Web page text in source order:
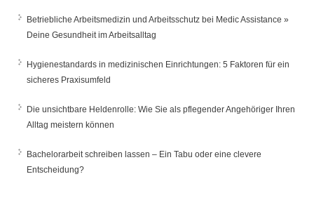
Betriebliche Arbeitsmedizin und Arbeitsschutz bei Medic Assistance »
Deine Gesundheit im Arbeitsalltag
Hygienestandards in medizinischen Einrichtungen: 5 Faktoren für ein
sicheres Praxisumfeld
Die unsichtbare Heldenrolle: Wie Sie als pflegender Angehöriger Ihren
Alltag meistern können
Bachelorarbeit schreiben lassen – Ein Tabu oder eine clevere
Entscheidung?